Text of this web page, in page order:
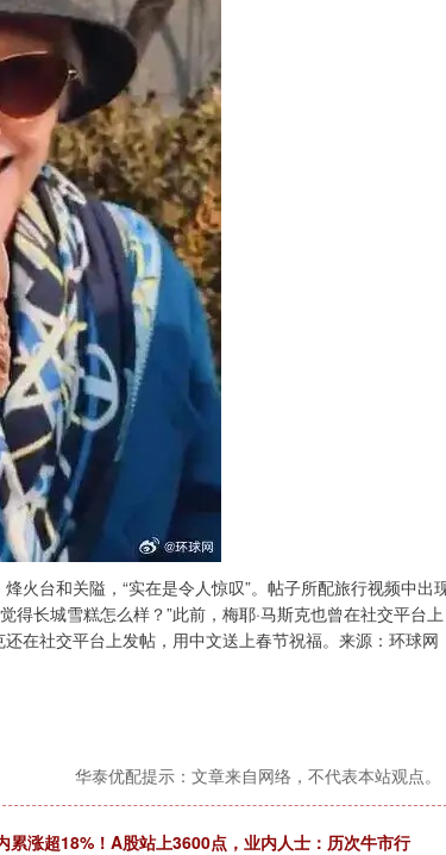
火台和关隘，“实在是令人惊叹”。帖子所配旅行视频中出
得长城雪糕怎么样？”此前，梅耶·马斯克也曾在社交平台上
在社交平台上发帖，用中文送上春节祝福。来源：环球网
华泰优配提示：文章来自网络，不代表本站观点。
涨超18%！A股站上3600点，业内人士：历次牛市行